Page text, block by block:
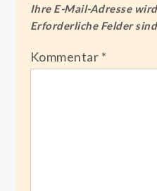
Ihre E-Mail-Adresse
Erforderliche Felder
Kommentar *